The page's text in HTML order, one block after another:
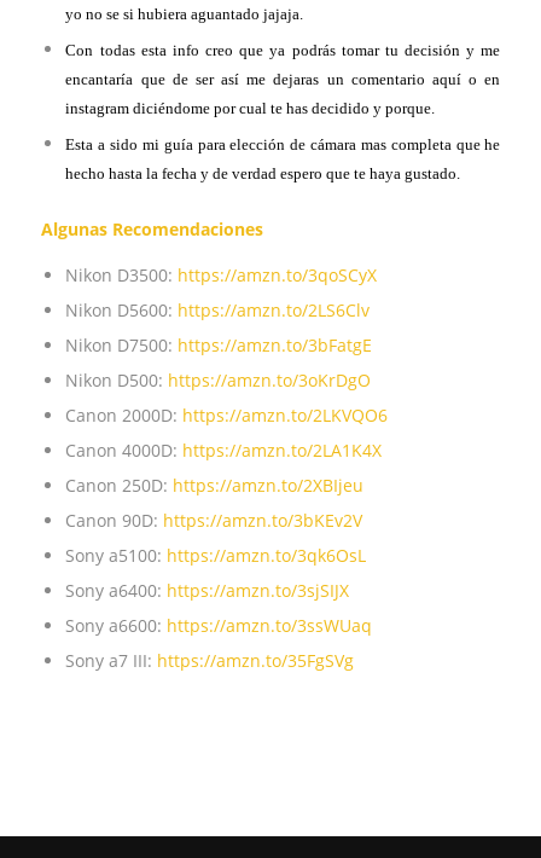
yo no se si hubiera aguantado jajaja.
Con todas esta info creo que ya podrás tomar tu decisión y me
encantaría que de ser así me dejaras un comentario aquí o en
instagram diciéndome por cual te has decidido y porque.
Esta a sido mi guía para elección de cámara mas completa que he
hecho hasta la fecha y de verdad espero que te haya gustado.
Algunas Recomendaciones
Nikon D3500: https://amzn.to/3qoSCyX
Nikon D5600: https://amzn.to/2LS6Clv
Nikon D7500: https://amzn.to/3bFatgE
Nikon D500: https://amzn.to/3oKrDgO
Canon 2000D: https://amzn.to/2LKVQO6
Canon 4000D: https://amzn.to/2LA1K4X
Canon 250D: https://amzn.to/2XBIjeu
Canon 90D: https://amzn.to/3bKEv2V
Sony a5100: https://amzn.to/3qk6OsL
Sony a6400: https://amzn.to/3sjSIJX
Sony a6600: https://amzn.to/3ssWUaq
Sony a7 III: https://amzn.to/35FgSVg